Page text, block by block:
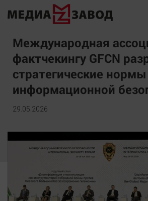
Новости
Экономика
Происшествия
Общество
Политика
Здоровье
Курилка
Поиск
Международная
фактчекингу GFCN
стратегические нормы
информационной
29.05.2026